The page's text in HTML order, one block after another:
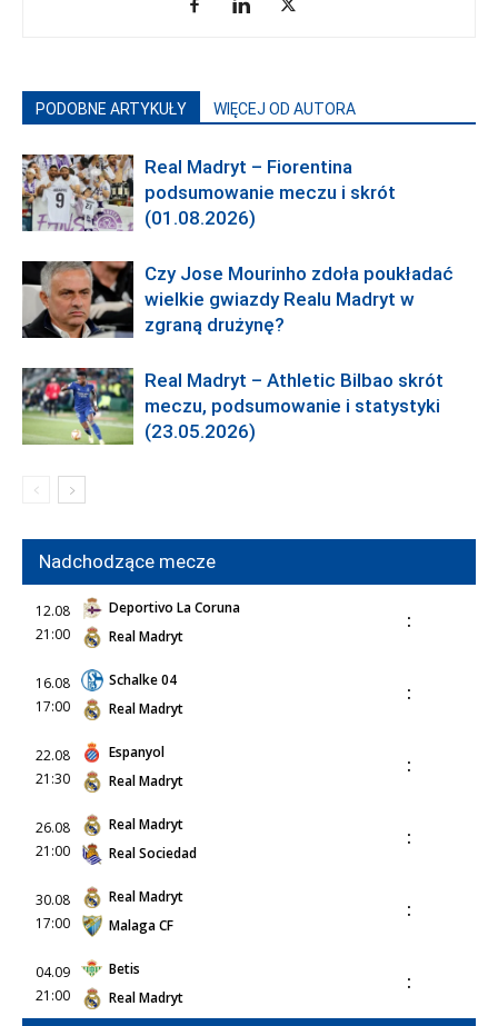
PODOBNE ARTYKUŁY WIĘCEJ OD AUTORA
Real Madryt – Fiorentina
podsumowanie meczu i skrót
(01.08.2026)
Czy Jose Mourinho zdoła poukładać
wielkie gwiazdy Realu Madryt w
zgraną drużynę?
Real Madryt – Athletic Bilbao skrót
meczu, podsumowanie i statystyki
(23.05.2026)
Nadchodzące mecze
12.08
21:00
Deportivo La Coruna
Real Madryt
:
16.08
17:00
Schalke 04
Real Madryt
:
22.08
21:30
Espanyol
Real Madryt
:
26.08
21:00
Real Madryt
Real Sociedad
:
30.08
17:00
Real Madryt
Malaga CF
:
04.09
21:00
Betis
Real Madryt
: